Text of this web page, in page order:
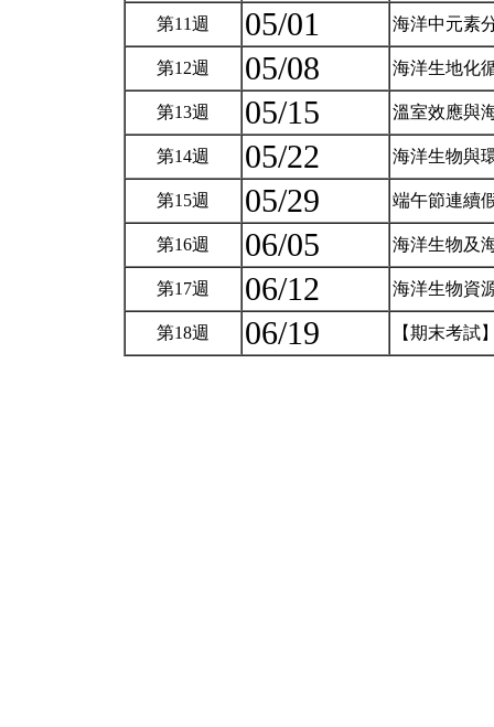
第11週 05/01 海洋中元素
第12週 05/08 海洋生地化
第13週 05/15 溫室效應與
第14週 05/22 海洋生物與
第15週 05/29 端午節連續
第16週 06/05 海洋生物及
第17週 06/12 海洋生物資
第18週 06/19 【期末考試